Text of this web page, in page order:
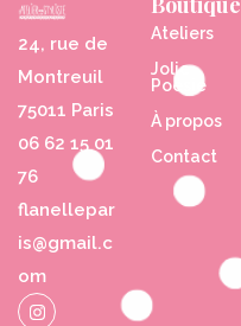
24, rue de
Montreuil
75011 Paris
06 62 15 01
76
flanellepar
is@gmail.c
om
Ateliers
Jolie
Poésie
À propos
Contact